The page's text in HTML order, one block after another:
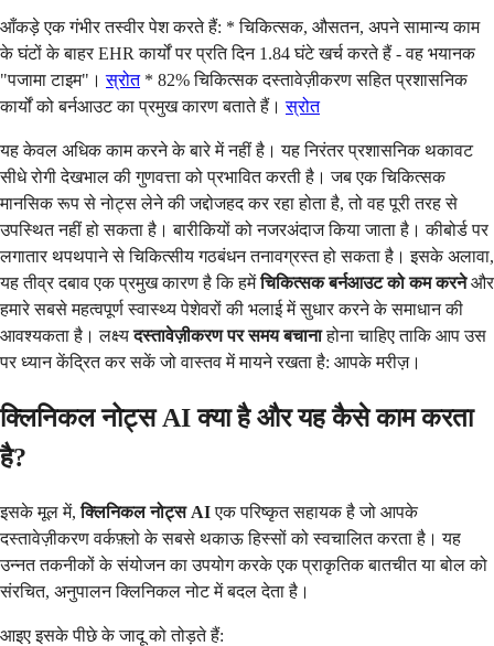
आँकड़े एक गंभीर तस्वीर पेश करते हैं: * चिकित्सक, औसतन, अपने सामान्य काम
के घंटों के बाहर EHR कार्यों पर प्रति दिन 1.84 घंटे खर्च करते हैं - वह भयानक
"पजामा टाइम"।स्रोत* 82% चिकित्सक दस्तावेज़ीकरण सहित प्रशासनिक
कार्यों को बर्नआउट का प्रमुख कारण बताते हैं।स्रोत
यह केवल अधिक काम करने के बारे में नहीं है। यह निरंतर प्रशासनिक थकावट
सीधे रोगी देखभाल की गुणवत्ता को प्रभावित करती है। जब एक चिकित्सक
मानसिक रूप से नोट्स लेने की जद्दोजहद कर रहा होता है, तो वह पूरी तरह से
उपस्थित नहीं हो सकता है। बारीकियों को नजरअंदाज किया जाता है। कीबोर्ड पर
लगातार थपथपाने से चिकित्सीय गठबंधन तनावग्रस्त हो सकता है। इसके अलावा,
यह तीव्र दबाव एक प्रमुख कारण है कि हमेंचिकित्सक बर्नआउट को कम करनेऔर
हमारे सबसे महत्वपूर्ण स्वास्थ्य पेशेवरों की भलाई में सुधार करने के समाधान की
आवश्यकता है। लक्ष्यदस्तावेज़ीकरण पर समय बचानाहोना चाहिए ताकि आप उस
पर ध्यान केंद्रित कर सकें जो वास्तव में मायने रखता है: आपके मरीज़।
क्लिनिकल नोट्स AI क्या है और यह कैसे काम करता
है?
इसके मूल में,क्लिनिकल नोट्स AIएक परिष्कृत सहायक है जो आपके
दस्तावेज़ीकरण वर्कफ़्लो के सबसे थकाऊ हिस्सों को स्वचालित करता है। यह
उन्नत तकनीकों के संयोजन का उपयोग करके एक प्राकृतिक बातचीत या बोल को
संरचित, अनुपालन क्लिनिकल नोट में बदल देता है।
आइए इसके पीछे के जादू को तोड़ते हैं: